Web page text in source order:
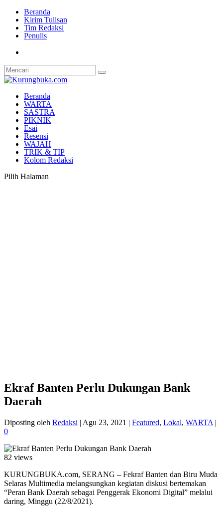
Beranda
Kirim Tulisan
Tim Redaksi
Penulis
Beranda
WARTA
SASTRA
PIKNIK
Esai
Resensi
WAJAH
TRIK & TIP
Kolom Redaksi
Pilih Halaman
Ekraf Banten Perlu Dukungan Bank
Daerah
Diposting oleh Redaksi | Agu 23, 2021 | Featured, Lokal, WARTA |
0
82 views
KURUNGBUKA.com, SERANG – Fekraf Banten dan Biru Muda
Selaras Multimedia melangsungkan kegiatan diskusi bertemakan
“Peran Bank Daerah sebagai Penggerak Ekonomi Digital” melalui
daring, Minggu (22/8/2021).